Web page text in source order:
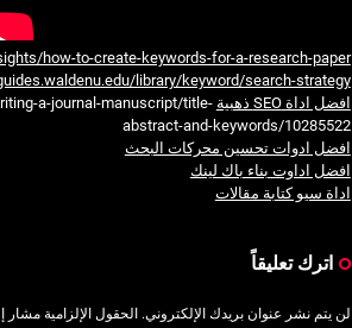
how-to-create-keywords-for-a-research-paper
library/keyword/search-strategy
افضل اداة SEO ذهبية
a-journal-manuscript/title-
abstract-and-keywords/10285522
افضل ادوات تحسين محركات البحث
افضل اداوت بناء باك لينك
اداة سيو كتابة مقالات
اترك تعليقاً
لن يتم نشر عنوان بريدك الإلكتروني. الحقول الإلزامية مشار